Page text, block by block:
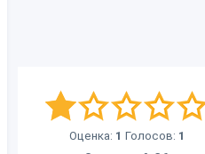
Оценка: 1 Голосов: 1